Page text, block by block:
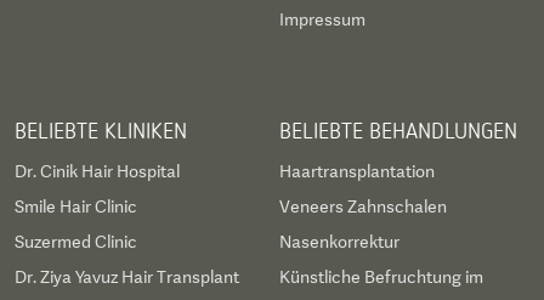
Impressum
BELIEBTE KLINIKEN
Dr. Cinik Hair Hospital
Smile Hair Clinic
Suzermed Clinic
Dr. Ziya Yavuz Hair Transplant
BELIEBTE BEHANDLUNGEN
Haartransplantation
Veneers Zahnschalen
Nasenkorrektur
Künstliche Befruchtung im